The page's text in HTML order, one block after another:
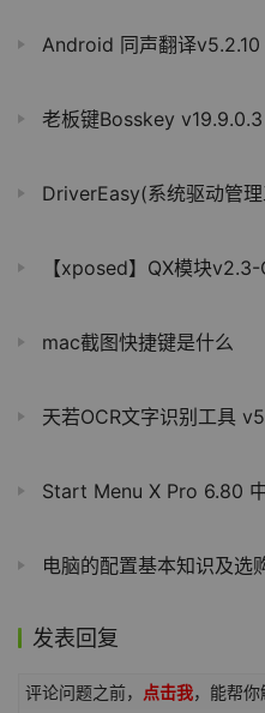
Android 同声翻译v5.2.10
老板键Bosskey
DriverEasy(系统驱动管
【xposed】QX模块
mac截图快捷键是什么
天若OCR文字识别工具
Start Menu X Pro 6.80
电脑的配置基本知识及选
发表回复
评论问题之前， 点击我，能帮